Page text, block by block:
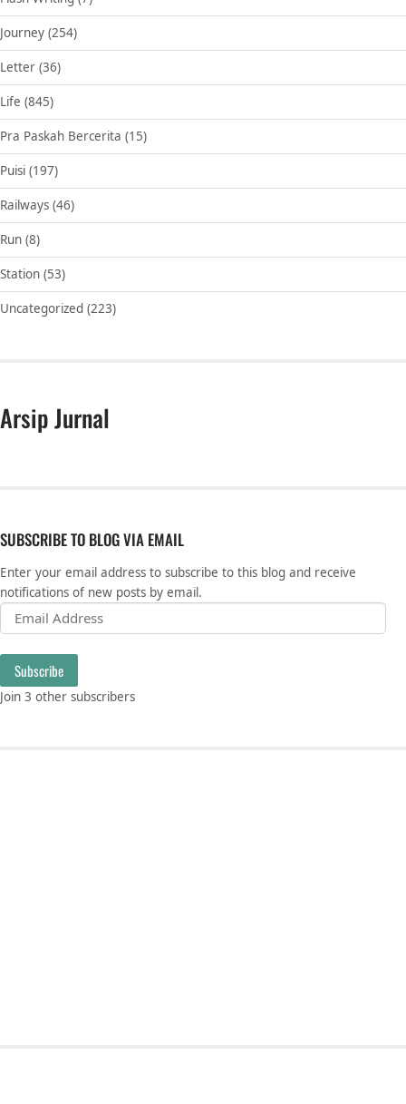
Journey (254)
Letter (36)
Life (845)
Pra Paskah Bercerita (15)
Puisi (197)
Railways (46)
Run (8)
Station (53)
Uncategorized (223)
Arsip Jurnal
SUBSCRIBE TO BLOG VIA EMAIL
Enter your email address to subscribe to this blog and receive
notifications of new posts by email.
Email Address
Subscribe
Join 3 other subscribers